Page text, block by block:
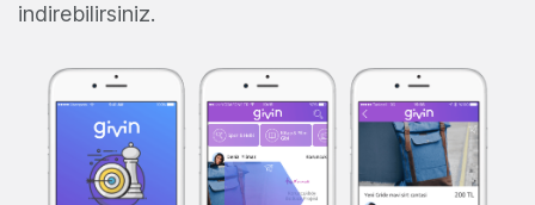
indirebilirsiniz.